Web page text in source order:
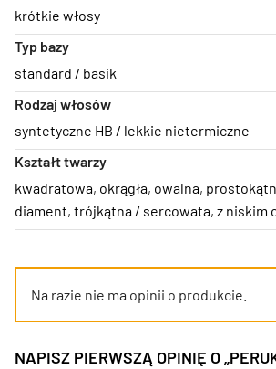
krótkie włosy
Typ bazy
standard / basik
Rodzaj włosów
syntetyczne HB / lekkie nietermiczne
Kształt twarzy
kwadratowa, okrągła, owalna,
diament, trójkątna / sercowata, z niskim
Na razie nie ma opinii o produkcie.
NAPISZ PIERWSZĄ OPINIĘ O